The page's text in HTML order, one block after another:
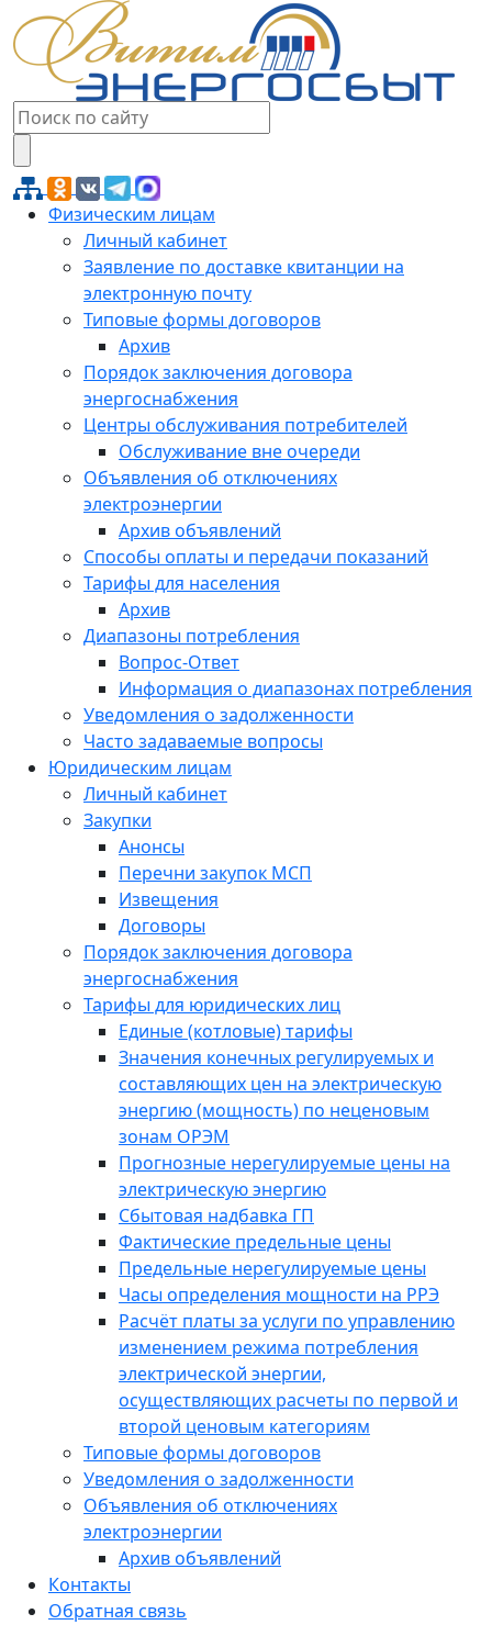
Физическим лицам
Личный кабинет
Заявление по доставке квитанции на
электронную почту
Типовые формы договоров
Архив
Порядок заключения договора
энергоснабжения
Центры обслуживания потребителей
Обслуживание вне очереди
Объявления об отключениях
электроэнергии
Архив объявлений
Способы оплаты и передачи показаний
Тарифы для населения
Архив
Диапазоны потребления
Вопрос-Ответ
Информация о диапазонах потребления
Уведомления о задолженности
Часто задаваемые вопросы
Юридическим лицам
Личный кабинет
Закупки
Анонсы
Перечни закупок МСП
Извещения
Договоры
Порядок заключения договора
энергоснабжения
Тарифы для юридических лиц
Единые (котловые) тарифы
Значения конечных регулируемых и
составляющих цен на электрическую
энергию (мощность) по неценовым
зонам ОРЭМ
Прогнозные нерегулируемые цены на
электрическую энергию
Сбытовая надбавка ГП
Фактические предельные цены
Предельные нерегулируемые цены
Часы определения мощности на РРЭ
Расчёт платы за услуги по управлению
изменением режима потребления
электрической энергии,
осуществляющих расчеты по первой и
второй ценовым категориям
Типовые формы договоров
Уведомления о задолженности
Объявления об отключениях
электроэнергии
Архив объявлений
Контакты
Обратная связь